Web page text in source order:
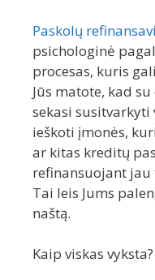
Paskolų
psichologinė
procesas, kuris
Jūs matote, kad
sekasi
ieškoti įmonės,
ar kitas kreditų
refinansuojant
Tai leis Jums
naštą.
Kaip viskas vyksta?